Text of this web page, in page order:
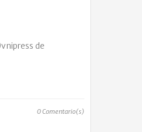
de
0Comentario(s)